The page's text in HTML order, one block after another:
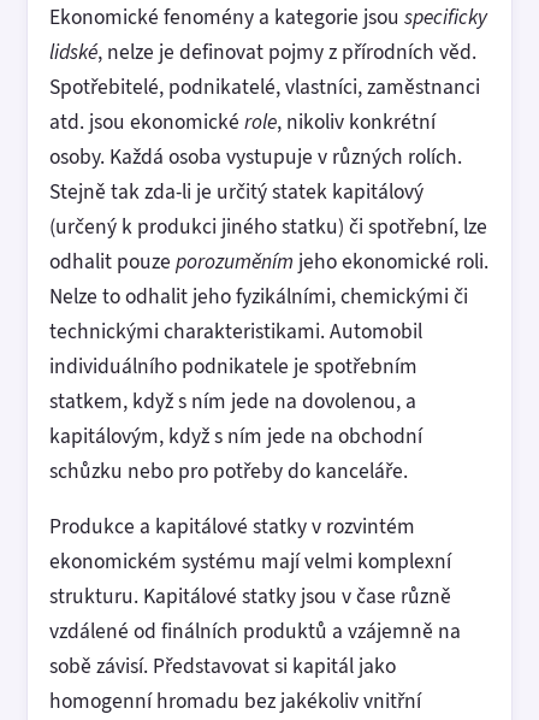
Ekonomické fenomény a kategorie jsou specificky
lidské, nelze je definovat pojmy z přírodních věd.
Spotřebitelé, podnikatelé, vlastníci, zaměstnanci
atd. jsou ekonomické role, nikoliv konkrétní
osoby. Každá osoba vystupuje v různých rolích.
Stejně tak zda-li je určitý statek kapitálový
(určený k produkci jiného statku) či spotřební, lze
odhalit pouze porozuměním jeho ekonomické roli.
Nelze to odhalit jeho fyzikálními, chemickými či
technickými charakteristikami. Automobil
individuálního podnikatele je spotřebním
statkem, když s ním jede na dovolenou, a
kapitálovým, když s ním jede na obchodní
schůzku nebo pro potřeby do kanceláře.
Produkce a kapitálové statky v rozvintém
ekonomickém systému mají velmi komplexní
strukturu. Kapitálové statky jsou v čase různě
vzdálené od finálních produktů a vzájemně na
sobě závisí. Představovat si kapitál jako
homogenní hromadu bez jakékoliv vnitřní